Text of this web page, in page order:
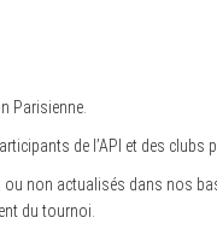
Parisienne.
de l’API et des clubs
non actualisés dans nos
du tournoi.